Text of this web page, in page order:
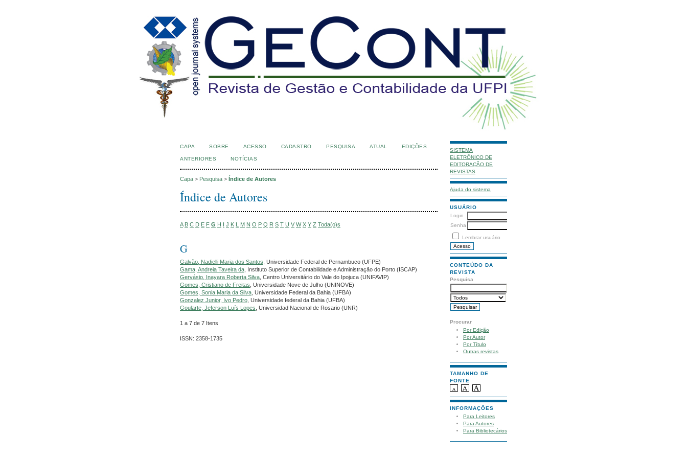
SISTEMA
ELETRÔNICO DE
EDITORAÇÃO DE
REVISTAS
Ajuda do sistema
USUÁRIO
Login
Senha
Lembrar usuário
CONTEÚDO DA
REVISTA
Pesquisa
Procurar
Por Edição
Por Autor
Por Título
Outras revistas
TAMANHO DE
FONTE
INFORMAÇÕES
Para Leitores
Para Autores
Para Bibliotecários
CAPA SOBRE ACESSO CADASTRO PESQUISA ATUAL EDIÇÕES
ANTERIORES NOTÍCIAS
Capa > Pesquisa > Índice de Autores
Índice de Autores
A B C D E F G H I J K L M N O P Q R S T U V W X Y Z Toda(o)s
G
Galvão, Nadielli Maria dos Santos , Universidade Federal de Pernambuco (UFPE)
Gama, Andreia Taveira da , Instituto Superior de Contabilidade e Administração do Porto (ISCAP)
Gervásio, Inayara Roberta Silva , Centro Universitário do Vale do Ipojuca (UNIFAVIP)
Gomes, Cristiano de Freitas , Universidade Nove de Julho (UNINOVE)
Gomes, Sonia Maria da Silva , Universidade Federal da Bahia (UFBA)
Gonzalez Junior, Ivo Pedro , Universidade federal da Bahia (UFBA)
Goularte, Jeferson Luís Lopes , Universidad Nacional de Rosario (UNR)
1 a 7 de 7 Itens
ISSN: 2358-1735